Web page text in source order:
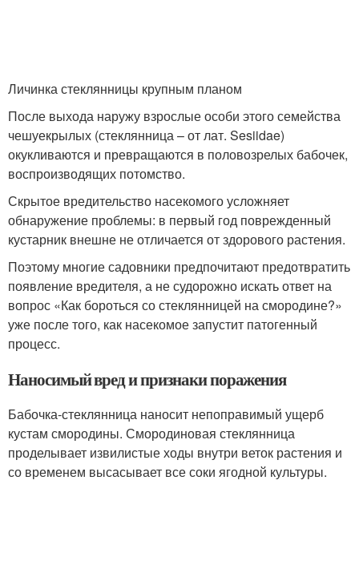
Личинка стеклянницы крупным планом
После выхода наружу взрослые особи этого семейства
чешуекрылых (стеклянница – от лат. Sesiidae)
окукливаются и превращаются в половозрелых бабочек,
воспроизводящих потомство.
Скрытое вредительство насекомого усложняет
обнаружение проблемы: в первый год поврежденный
кустарник внешне не отличается от здорового растения.
Поэтому многие садовники предпочитают предотвратить
появление вредителя, а не судорожно искать ответ на
вопрос «Как бороться со стеклянницей на смородине?»
уже после того, как насекомое запустит патогенный
процесс.
Наносимый вред и признаки поражения
Бабочка-стеклянница наносит непоправимый ущерб
кустам смородины. Смородиновая стеклянница
проделывает извилистые ходы внутри веток растения и
со временем высасывает все соки ягодной культуры.